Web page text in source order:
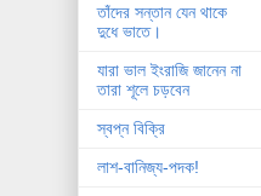
তাঁদের সন্তান যেন থাকে
দুধে ভাতে।
যারা ভাল ইংরাজি জানেন না
তারা শূলে চড়বেন
স্বপ্ন বিক্রি
লাশ-বানিজ্য-পদক!